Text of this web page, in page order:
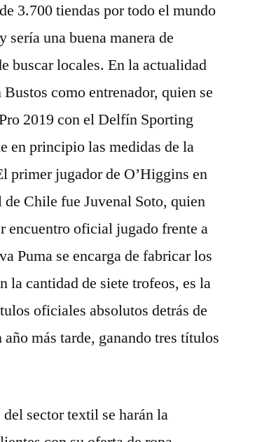
de 3.700 tiendas por todo el mundo
y sería una buena manera de
buscar locales. En la actualidad
como entrenador, quien se
2019 con el Delfín Sporting
en principio las medidas de la
primer jugador de O’Higgins en
Chile fue Juvenal Soto, quien
encuentro oficial jugado frente a
Puma se encarga de fabricar los
la cantidad de siete trofeos, es la
oficiales absolutos detrás de
más tarde, ganando tres títulos
sector textil se harán la